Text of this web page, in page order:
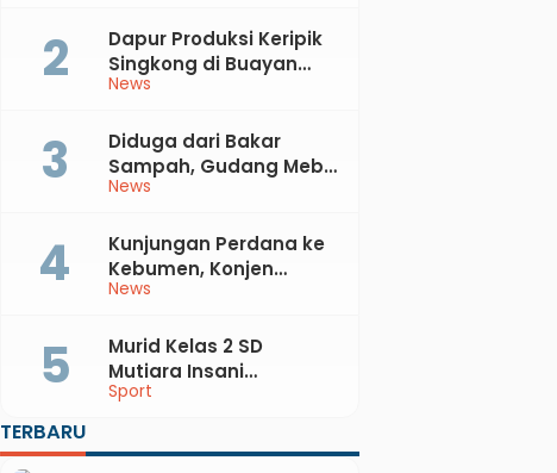
Kebumen
News
Dapur Produksi Keripik
Singkong di Buayan
Terbakar, Kerugian
News
Diduga dari Bakar
Sampah, Gudang Mebel
di Petanahan Hangus
News
Kunjungan Perdana ke
Kebumen, Konjen
Australia Temui Bupati
Sport
Murid Kelas 2 SD
Mutiara Insani
Muhammadiyah
dan Perak di Kejurda
TERBARU